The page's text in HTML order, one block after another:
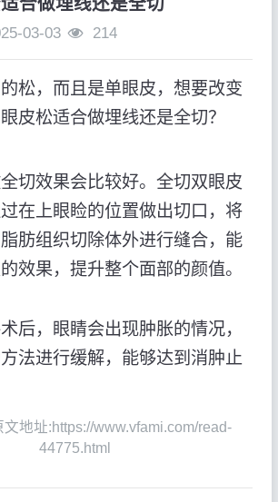
03-03 214
松，而且是单眼皮，想要改变
皮松适合做埋线还是全切？
切效果会比较好。全切双眼皮
在上眼睑的位置做出切口，将
肪组织切除体外进行缝合，能
效果，提升整个面部的颜值。
后，眼睛会出现肿胀的情况，
法进行缓解，能够达到消肿止
地址:https://www.vfami.com/read-
44775.html